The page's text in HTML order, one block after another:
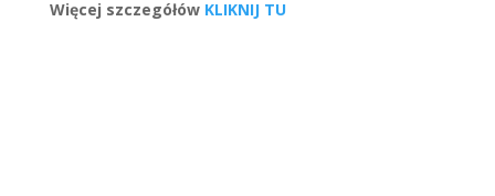
Więcej szczegółów KLIKNIJ TU